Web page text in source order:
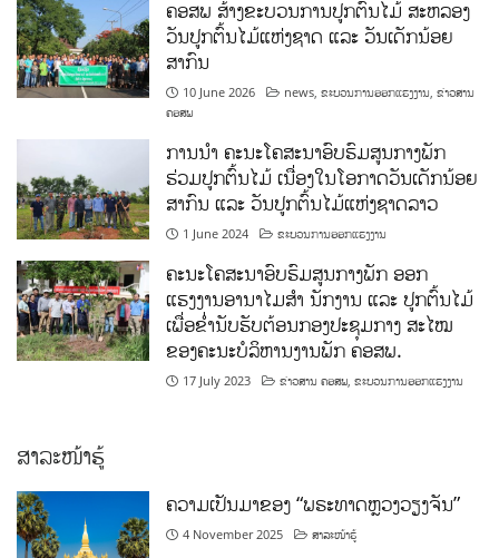
ຄອສພ ສ້າງຂະບວນການປູກຕົ້ນໄມ້ ສະຫລອງ
ວັນປູກຕົ້ນໄມ້ແຫ່ງຊາດ ແລະ ວັນເດັກນ້ອຍ
ສາກົນ
10 June 2026 news,ຂະບວນການອອກແຮງງານ,ຂ່າວສານ
ຄອສພ
ການນໍາ ຄະນະໂຄສະນາອົບຮົມສູນກາງພັກ
ຮ່ວມປູກຕົ້ນໄມ້ ເນື່ອງໃນໂອກາດວັນເດັກນ້ອຍ
ສາກົນ ແລະ ວັນປູກຕົ້ນໄມ້ແຫ່ງຊາດລາວ
1 June 2024 ຂະບວນການອອກແຮງງານ
ຄະນະໂຄສະນາອົບຮົມສູນກາງພັກ ອອກ
ແຮງງານອານາໄມສໍາ ນັກງານ ແລະ ປູກຕົ້ນໄມ້
ເພື່ອຂໍ່ານັບຮັບຕ້ອນກອງປະຊຸມກາງ ສະໄໝ
ຂອງຄະນະບໍລິຫານງານພັກ ຄອສພ.
17 July 2023 ຂ່າວສານ ຄອສພ,ຂະບວນການອອກແຮງງານ
ສາລະໜ້າຮູ້
ຄວາມເປັນມາຂອງ “ພຣະທາດຫຼວງວຽງຈັນ”
4 November 2025 ສາລະໜ້າຮູ້